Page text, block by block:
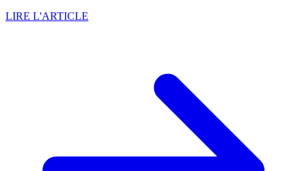
LIRE L'ARTICLE